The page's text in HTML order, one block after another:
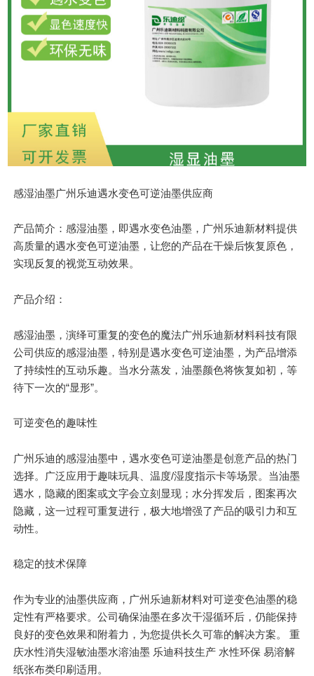
感湿油墨广州乐迪遇水变色可逆油墨供应商
产品简介：感湿油墨，即遇水变色油墨，广州乐迪新材料提供
高质量的遇水变色可逆油墨，让您的产品在干燥后恢复原色，
实现反复的视觉互动效果。
产品介绍：
感湿油墨，演绎可重复的变色的魔法广州乐迪新材料科技有限
公司供应的感湿油墨，特别是遇水变色可逆油墨，为产品增添
了持续性的互动乐趣。当水分蒸发，油墨颜色将恢复如初，等
待下一次的“显形”。
可逆变色的趣味性
广州乐迪的感湿油墨中，遇水变色可逆油墨是创意产品的热门
选择。广泛应用于趣味玩具、温度/湿度指示卡等场景。当油墨
遇水，隐藏的图案或文字会立刻显现；水分挥发后，图案再次
隐藏，这一过程可重复进行，极大地增强了产品的吸引力和互
动性。
稳定的技术保障
作为专业的油墨供应商，广州乐迪新材料对可逆变色油墨的稳
定性有严格要求。公司确保油墨在多次干湿循环后，仍能保持
良好的变色效果和附着力，为您提供长久可靠的解决方案。 重
庆水性消失湿敏油墨水溶油墨 乐迪科技生产 水性环保 易溶解
纸张布类印刷适用。